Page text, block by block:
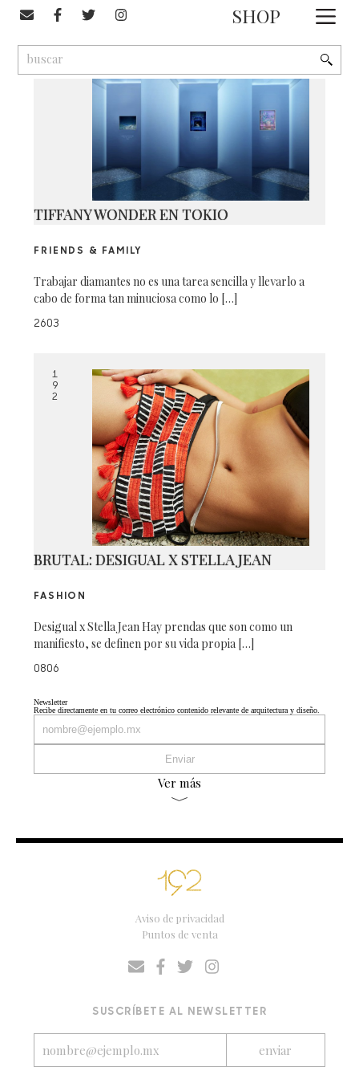
SHOP
TIFFANY WONDER EN TOKIO
FRIENDS & FAMILY
Trabajar diamantes no es una tarea sencilla y llevarlo a
cabo de forma tan minuciosa como lo […]
2603
1
9
2
BRUTAL: DESIGUAL X STELLA JEAN
FASHION
Desigual x Stella Jean Hay prendas que son como un
manifiesto, se definen por su vida propia […]
0806
Newsletter
Recibe directamente en tu correo electrónico contenido relevante de arquitectura y diseño.
Ver más
Aviso de privacidad
Puntos de venta
SUSCRÍBETE AL NEWSLETTER